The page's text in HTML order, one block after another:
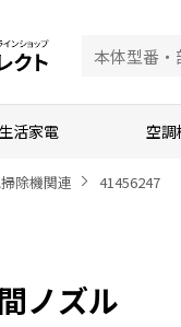
生活家電 空調
除機関連 41456247
ノズル